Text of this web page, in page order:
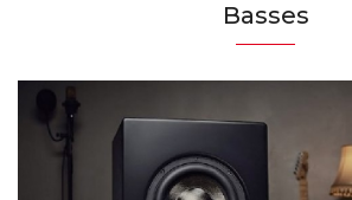
Basses